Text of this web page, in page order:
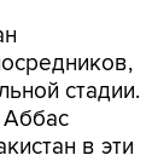
стадии.
в эти